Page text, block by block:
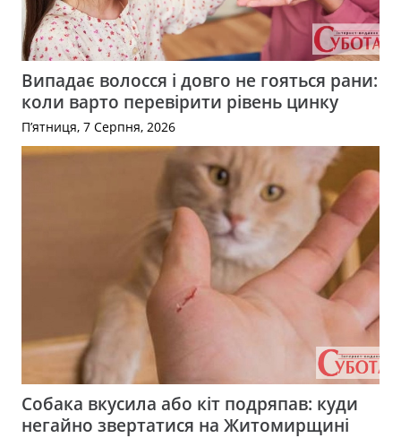
Випадає волосся і довго не гояться рани:
коли варто перевірити рівень цинку
П’ятниця, 7 Серпня, 2026
Собака вкусила або кіт подряпав: куди
негайно звертатися на Житомирщині